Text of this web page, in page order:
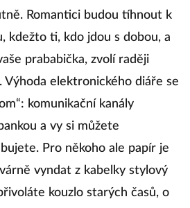
Romantici budou tíhnout k
kdežto ti, kdo jdou s dobou, a
prababička, zvolí raději
elektronického diáře se
komunikační kanály
a vy si můžete
Pro někoho ale papír je
vyndat z kabelky stylový
kouzlo starých časů, o